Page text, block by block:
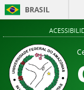
BRASIL